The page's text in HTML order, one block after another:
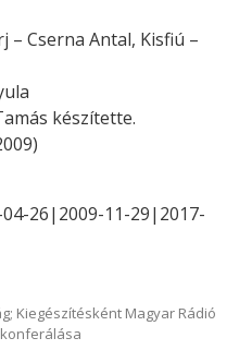
– Cserna Antal, Kisfiú –
készítette.
26|2009-11-29|2017-
Kiegészítésként Magyar Rádió